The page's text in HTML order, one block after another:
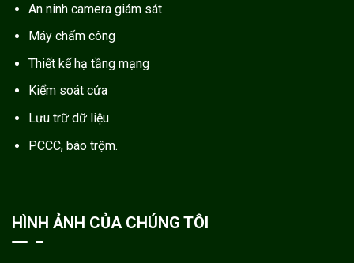
An ninh camera giám sát
Máy chấm công
Thiết kế hạ tầng mạng
Kiểm soát cửa
Lưu trữ dữ liệu
PCCC, báo trộm.
HÌNH ẢNH CỦA CHÚNG TÔI